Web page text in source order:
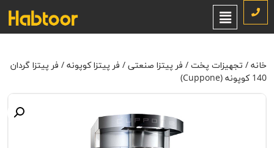
خانه/ تجهیزات پخت
کوپونه (Cuppone)
خانه / تجهیزات پخت / فر پیتزا صنعتی / فر پیتزا کوپونه / فر پیتزا گردان
140 کوپونه (Cuppone)